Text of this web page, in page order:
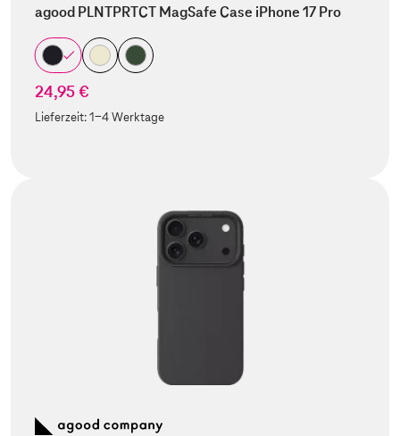
agood PLNTPRTCT MagSafe Case iPhone 17 Pro
24,95 €
Lieferzeit:1-4 Werktage